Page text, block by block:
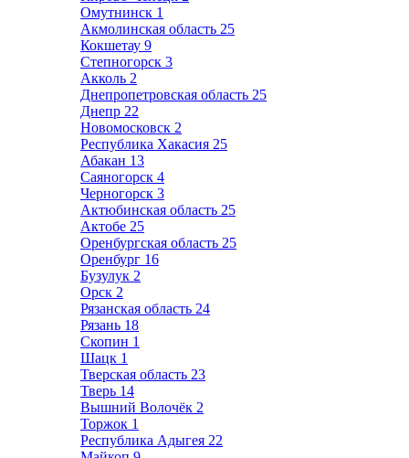
Омутнинск 1
Акмолинская область 25
Кокшетау 9
Степногорск 3
Акколь 2
Днепропетровская область 25
Днепр 22
Новомосковск 2
Республика Хакасия 25
Абакан 13
Саяногорск 4
Черногорск 3
Актюбинская область 25
Актобе 25
Оренбургская область 25
Оренбург 16
Бузулук 2
Орск 2
Рязанская область 24
Рязань 18
Скопин 1
Шацк 1
Тверская область 23
Тверь 14
Вышний Волочёк 2
Торжок 1
Республика Адыгея 22